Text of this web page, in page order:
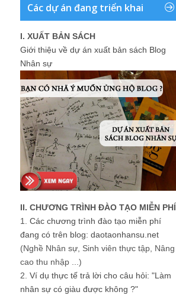
Các dự án đang triển khai
I. XUẤT BẢN SÁCH
Giới thiệu về dự án xuất bản sách Blog
Nhân sự
II. CHƯƠNG TRÌNH ĐÀO TẠO MIỄN PHÍ
1. Các chương trình đào tạo miễn phí
đang có trên blog: daotaonhansu.net
(Nghề Nhân sự, Sinh viên thực tập, Nâng
cao thu nhập ...)
2. Ví dụ thực tế trả lời cho câu hỏi: "Làm
nhân sự có giàu được không ?"